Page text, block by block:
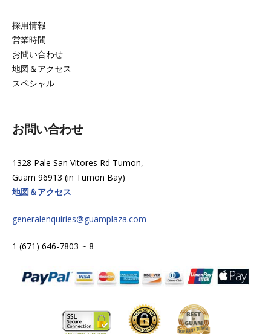
採用情報
営業時間
お問い合わせ
地図＆アクセス
スペシャル
お問い合わせ
1328 Pale San Vitores Rd Tumon,
Guam 96913 (in Tumon Bay)
地図＆アクセス
generalenquiries@guamplaza.com
1 (671) 646-7803 ~ 8